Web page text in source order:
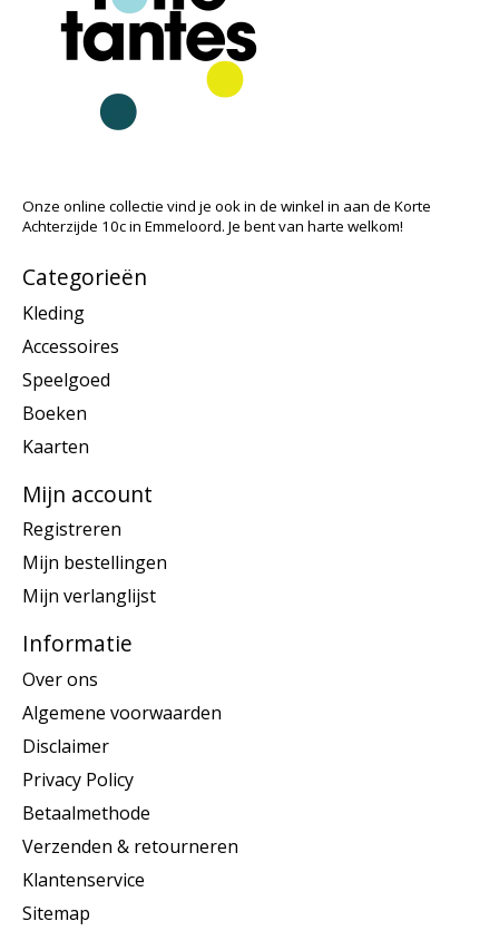
Onze online collectie vind je ook in de winkel in aan de Korte
Achterzijde 10c in Emmeloord. Je bent van harte welkom!
Categorieën
Kleding
Accessoires
Speelgoed
Boeken
Kaarten
Mijn account
Registreren
Mijn bestellingen
Mijn verlanglijst
Informatie
Over ons
Algemene voorwaarden
Disclaimer
Privacy Policy
Betaalmethode
Verzenden & retourneren
Klantenservice
Sitemap